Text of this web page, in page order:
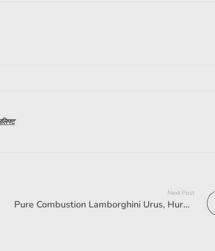
Next Post
Pure Combustion Lamborghini Urus, Huracan Sold Out; Line-up to go hybrid